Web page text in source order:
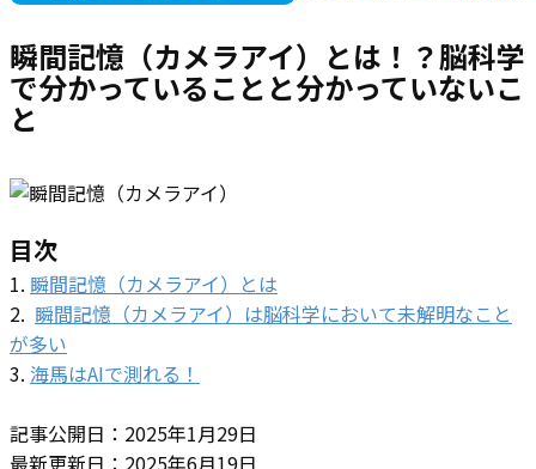
瞬間記憶（カメラアイ）とは！？脳科学
で分かっていることと分かっていないこ
と
目次
1. 瞬間記憶（カメラアイ）とは
2. 瞬間記憶（カメラアイ）は脳科学において未解明なこと
が多い
3. 海馬はAIで測れる！
記事公開日：2025年1月29日
最新更新日：2025年6月19日